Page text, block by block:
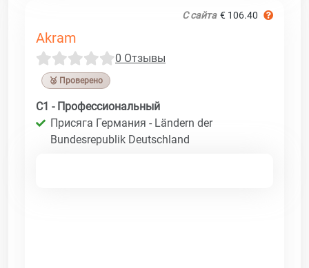
С сайта € 106.40
Akram
0 Отзывы
🥉 Проверено
C1 - Профессиональный
Присяга Германия - Ländern der
Bundesrepublik Deutschland